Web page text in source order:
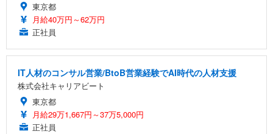
東京都
月給40万円～62万円
正社員
IT人材のコンサル営業/BtoB営業経験でAI時代の人材支援
株式会社キャリアビート
東京都
月給29万1,667円～37万5,000円
正社員